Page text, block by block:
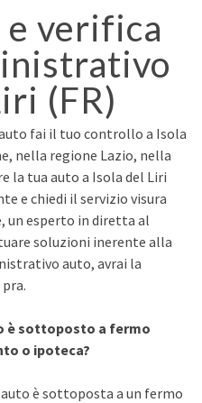
verifica
(FR)
fai il tuo controllo a Isola
nella regione Lazio, nella
la tua auto a Isola del Liri
e chiedi il servizio visura
un esperto in diretta al
soluzioni inerente alla
auto, avrai la
è sottoposto a fermo
o ipoteca?
auto è sottoposta a un fermo